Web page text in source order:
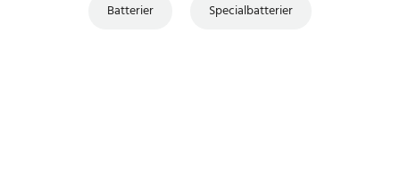
Batterier Specialbatterier